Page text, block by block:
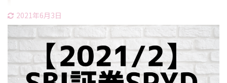
2021年6月3日